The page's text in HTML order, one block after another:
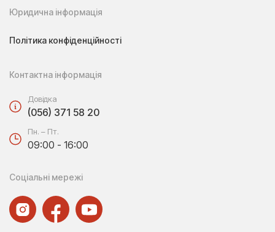
Юридична інформація
Політика конфіденційності
Контактна інформація
Довідка
(056) 371 58 20
Пн. – Пт.
09:00 - 16:00
Соціальні мережі